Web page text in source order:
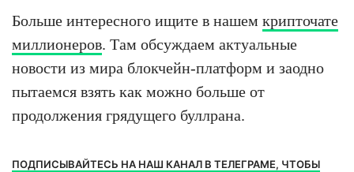
Больше интересного ищите в нашем крипточате
миллионеров. Там обсуждаем актуальные
новости из мира блокчейн-платформ и заодно
пытаемся взять как можно больше от
продолжения грядущего буллрана.
ПОДПИСЫВАЙТЕСЬ НА НАШ КАНАЛ В ТЕЛЕГРАМЕ, ЧТОБЫ